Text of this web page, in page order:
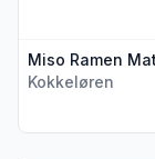
Kokkeløren